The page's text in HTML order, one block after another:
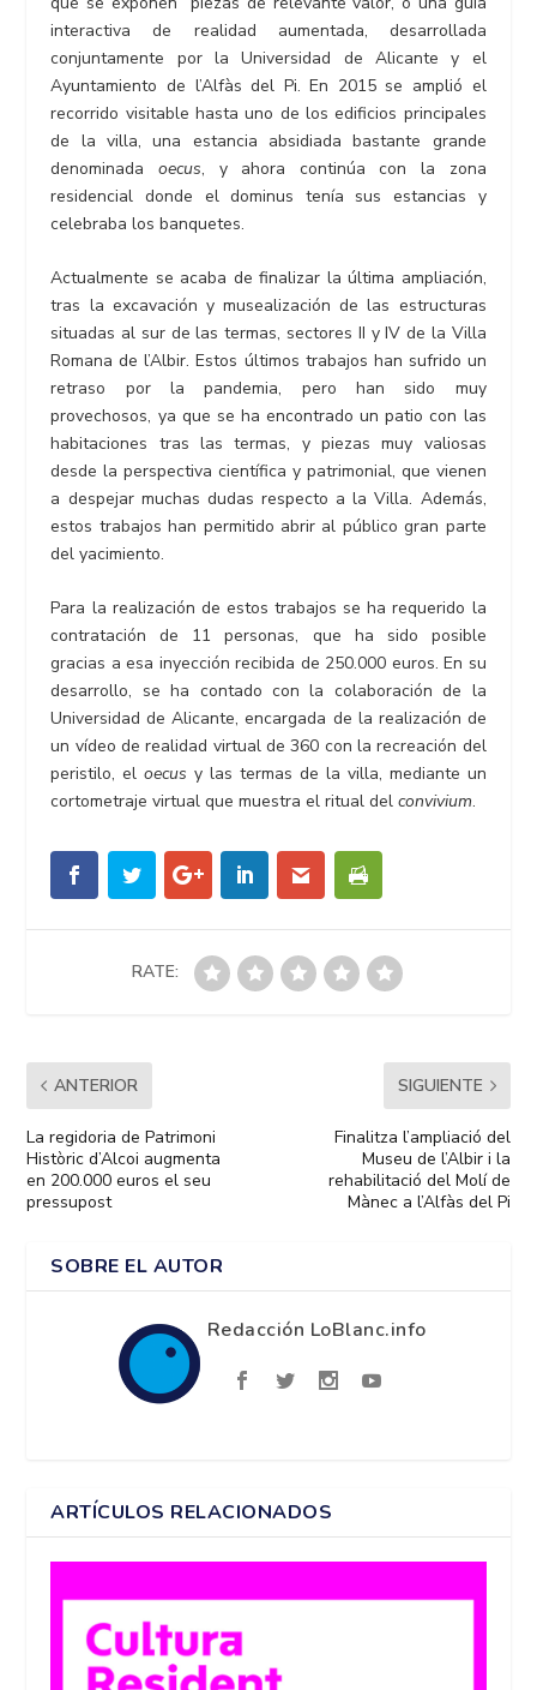
interactiva de realidad aumentada, desarrollada
conjuntamente por la Universidad de Alicante y el
Ayuntamiento de l’Alfàs del Pi. En 2015 se amplió el
recorrido visitable hasta uno de los edificios principales
de la villa, una estancia absidiada bastante grande
denominadaoecus, y ahora continúa con la zona
residencial donde el dominus tenía sus estancias y
celebraba los banquetes.
Actualmente se acaba de finalizar la última ampliación,
tras la excavación y musealización de las estructuras
situadas al sur de las termas, sectores II y IV de la Villa
Romana de l’Albir. Estos últimos trabajos han sufrido un
retraso por la pandemia, pero han sido muy
provechosos, ya que se ha encontrado un patio con las
habitaciones tras las termas, y piezas muy valiosas
desde la perspectiva científica y patrimonial, que vienen
a despejar muchas dudas respecto a la Villa. Además,
estos trabajos han permitido abrir al público gran parte
del yacimiento.
Para la realización de estos trabajos se ha requerido la
contratación de 11 personas, que ha sido posible
gracias a esa inyección recibida de 250.000 euros. En su
desarrollo, se ha contado con la colaboración de la
Universidad de Alicante, encargada de la realización de
un vídeo de realidad virtual de 360 con la recreación del
peristilo, eloecus y las termas de la villa, mediante un
cortometraje virtual que muestra el ritual delconvivium.
RATE:
ANTERIOR
La regidoria de Patrimoni
Històric d’Alcoi augmenta
en 200.000 euros el seu
pressupost
SIGUIENTE
Finalitza l’ampliació del
Museu de l’Albir i la
rehabilitació del Molí de
Mànec a l’Alfàs del Pi
SOBRE EL AUTOR
Redacción LoBlanc.info
ARTÍCULOS RELACIONADOS